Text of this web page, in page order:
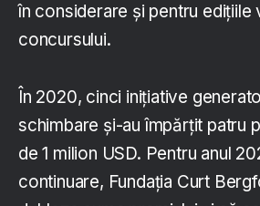
în considerare și pentru edițiile
concursului.
În 2020, cinci inițiative
schimbare și-au împărțit patru
de 1 milion USD. Pentru anul
continuare, Fundația Curt